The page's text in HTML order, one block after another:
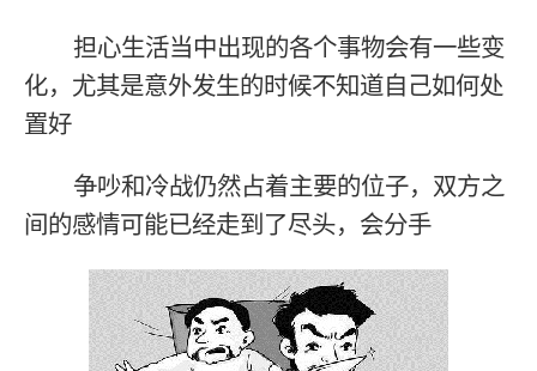
担心生活当中出现的各个事物会有一些变
化，尤其是意外发生的时候不知道自己如何处
置好
争吵和冷战仍然占着主要的位子，双方之
间的感情可能已经走到了尽头，会分手